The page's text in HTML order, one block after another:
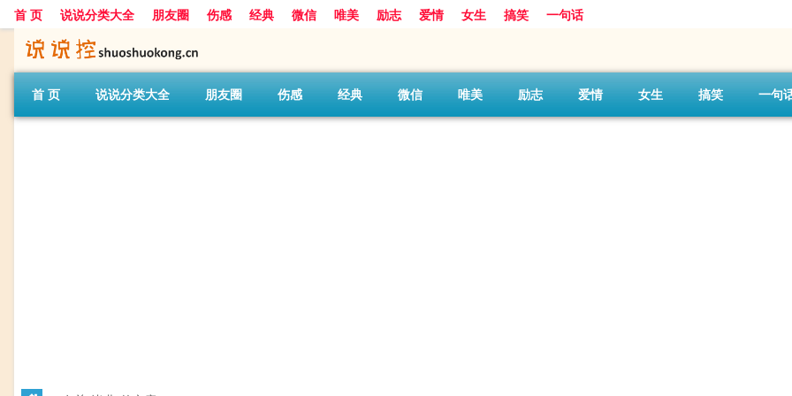
首 页 说说分类大全 朋友圈 伤感 经典 微信 唯美 励志 爱情 女生 搞笑 一句话
首 页 说说分类大全 朋友圈 伤感 经典 微信 唯美 励志 爱情 女生 搞笑 一句